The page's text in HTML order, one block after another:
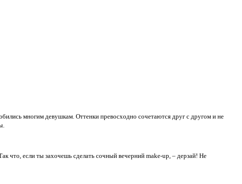
многим девушкам. Оттенки превосходно сочетаются друг с другом и не
что, если ты захочешь сделать сочный вечерний make-up, – дерзай! Не